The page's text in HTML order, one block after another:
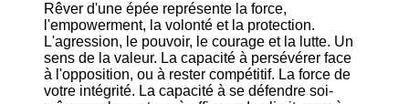
Rêver d'une épée représente la force,
l'empowerment, la volonté et la protection.
L'agression, le pouvoir, le courage et la lutte. Un
sens de la valeur. La capacité à persévérer face
à l'opposition, ou à rester compétitif. La force de
votre intégrité. La capacité à se défendre soi-